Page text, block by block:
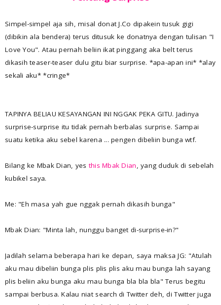
Simpel-simpel aja sih, misal donat J.Co dipakein tusuk gigi
(dibikin ala bendera) terus ditusuk ke donatnya dengan tulisan "I
Love You". Atau pernah beliin ikat pinggang aka belt terus
dikasih teaser-teaser dulu gitu biar surprise. *apa-apan ini* *alay
sekali aku* *cringe*
TAPINYA BELIAU KESAYANGAN INI NGGAK PEKA GITU. Jadinya
surprise-surprise itu tidak pernah berbalas surprise. Sampai
suatu ketika aku sebel karena ... pengen dibeliin bunga wtf.
Bilang ke Mbak Dian, yesthis Mbak Dian, yang duduk di sebelah
kubikel saya.
Me: "Eh masa yah gue nggak pernah dikasih bunga"
Mbak Dian: "Minta lah, nunggu banget di-surprise-in?"
Jadilah selama beberapa hari ke depan, saya maksa JG: "Atulah
aku mau dibeliin bunga plis plis plis aku mau bunga lah sayang
plis beliin aku bunga aku mau bunga bla bla bla" Terus begitu
sampai berbusa. Kalau niat search di Twitter deh, di Twitter juga